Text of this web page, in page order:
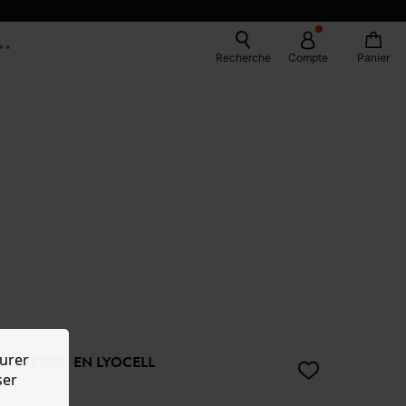
Recherche Compte Panier
EN LYOCELL